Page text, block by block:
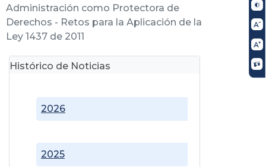
Administración como Protectora de
Derechos - Retos para la Aplicación de la
Ley 1437 de 2011
Histórico de Noticias
2025
2026